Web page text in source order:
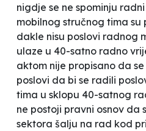
nigdje se ne spominju
mobilnog stručnog tima su
dakle nisu poslovi radnog
ulaze u 40-satno radno
aktom nije propisano da
poslovi da bi se radili
tima u sklopu 40-satnog
ne postoji pravni osnov da
sektora šalju na rad kod